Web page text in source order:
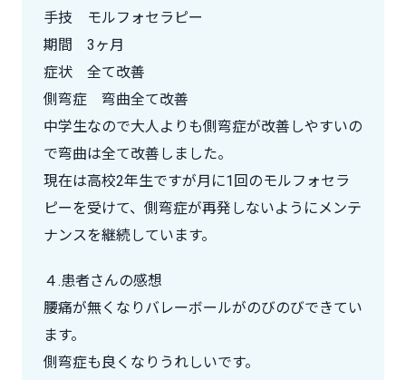
手技 モルフォセラピー
期間 3ヶ月
症状 全て改善
側弯症 弯曲全て改善
中学生なので大人よりも側弯症が改善しやすいの
で弯曲は全て改善しました。
現在は高校2年生ですが月に1回のモルフォセラ
ピーを受けて、側弯症が再発しないようにメンテ
ナンスを継続しています。
４.患者さんの感想
腰痛が無くなりバレーボールがのびのびできてい
ます。
側弯症も良くなりうれしいです。